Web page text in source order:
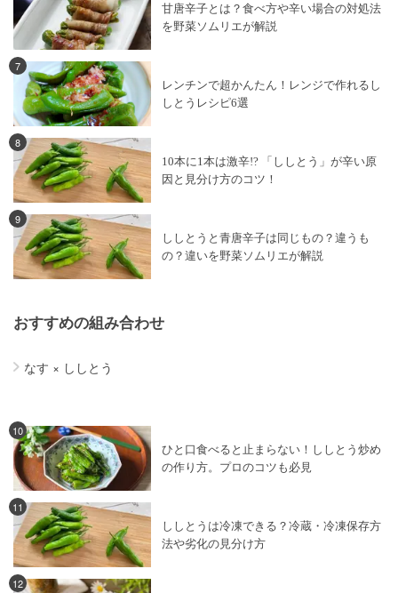
甘唐辛子とは？食べ方や辛い場合の対処法
を野菜ソムリエが解説
7
レンチンで超かんたん！レンジで作れるし
しとうレシピ6選
8
10本に1本は激辛!? 「ししとう」が辛い原
因と見分け方のコツ！
9
ししとうと青唐辛子は同じもの？違うも
の？違いを野菜ソムリエが解説
おすすめの組み合わせ
なす × ししとう
10
ひと口食べると止まらない！ししとう炒め
の作り方。プロのコツも必見
11
ししとうは冷凍できる？冷蔵・冷凍保存方
法や劣化の見分け方
12